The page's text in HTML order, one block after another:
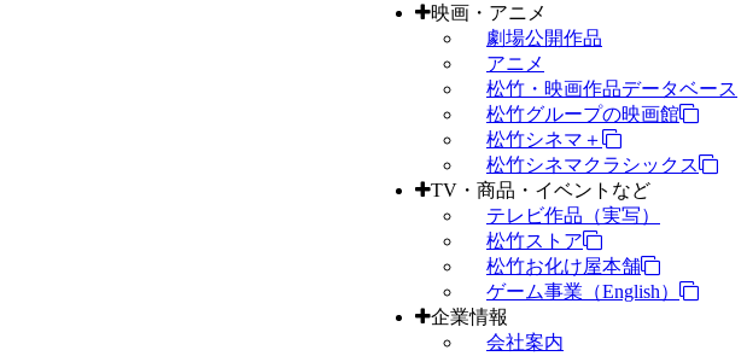
映画・アニメ
劇場公開作品
アニメ
松竹・映画作品データベース
松竹グループの映画館
松竹シネマ＋
松竹シネマクラシックス
TV・商品・イベントなど
テレビ作品（実写）
松竹ストア
松竹お化け屋本舗
ゲーム事業（English）
企業情報
会社案内